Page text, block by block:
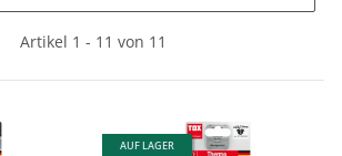
Artikel 1 - 11 von 11
AUF LAGER